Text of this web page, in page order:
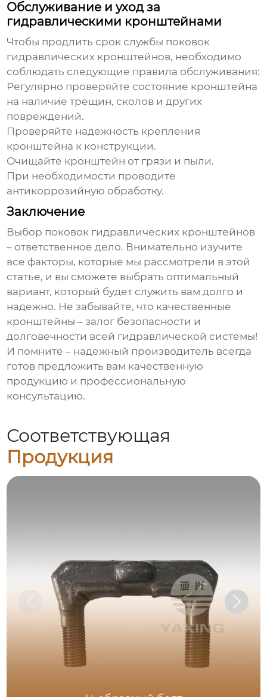
Обслуживание и уход за
гидравлическими кронштейнами
Чтобы продлить срок службы поковок
гидравлических кронштейнов, необходимо
соблюдать следующие правила обслуживания:
Регулярно проверяйте состояние кронштейна
на наличие трещин, сколов и других
повреждений.
Проверяйте надежность крепления
кронштейна к конструкции.
Очищайте кронштейн от грязи и пыли.
При необходимости проводите
антикоррозийную обработку.
Заключение
Выбор поковок гидравлических кронштейнов
– ответственное дело. Внимательно изучите
все факторы, которые мы рассмотрели в этой
статье, и вы сможете выбрать оптимальный
вариант, который будет служить вам долго и
надежно. Не забывайте, что качественные
кронштейны – залог безопасности и
долговечности всей гидравлической системы!
И помните – надежный производитель всегда
готов предложить вам качественную
продукцию и профессиональную
консультацию.
Соответствующая
Продукция